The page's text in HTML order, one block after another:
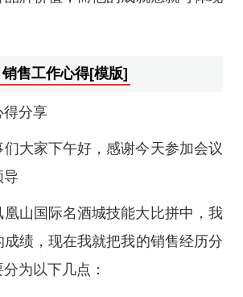
售工作心得[模版]
得分享
们大家下午好，感谢今天参加会议
导
凰山国际名酒城技能大比拼中，我
绩，现在我就把我的销售经历分
为以下几点：